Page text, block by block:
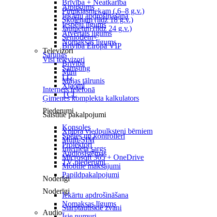
Brīvība + Neatkarība
Pirmklasniekam ( 6–8 g.v.)
Skolēnam (līdz 18 g.v.)
Jaunietim (līdz 24 g.v.)
Senioriem+
Brīvība Eiropā VIP
Sarunas
Brīvība
Mini
Mājas tālrunis
Internets telefonā
Ģimenes komplekta kalkulators
Saistītie pakalpojumi
Xplora viedpulksteņi bērniem
Multi-SIM
Interneta sargs
Microsoft 365 + OneDrive
Mobilie maksājumi
Papildpakalpojumi
Noderīgi
Starptautiskie zvani
Atpirkums
Iekārtu apdrošināšana
Iespēju līgums
Atvērtais līgums
Nomaksas līgums
Televizori
Visi televizori
Samsung
LG
Xiaomi
TCL
Piederumi
Konsoles
Spēles un kontrolieri
Projektori
Audiosistēmas
TV piederumi
Noderīgi
Iekārtu apdrošināšana
Nomaksas līgums
Audio